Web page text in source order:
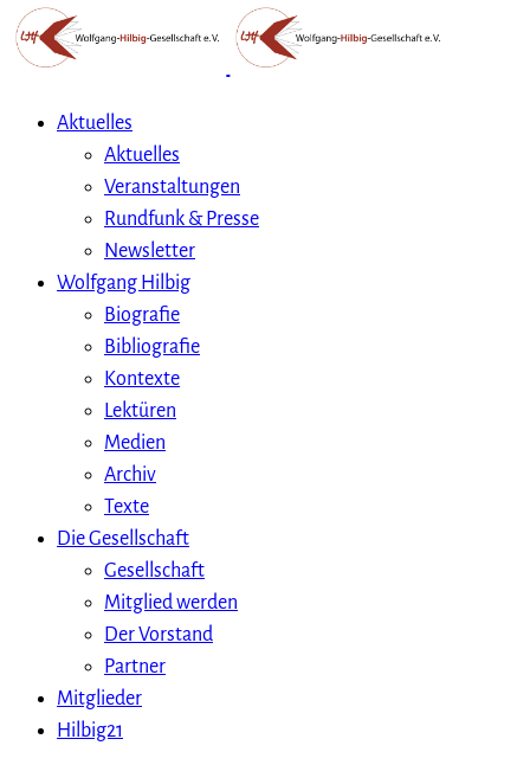
Aktuelles
Aktuelles
Veranstaltungen
Rundfunk & Presse
Newsletter
Wolfgang Hilbig
Biografie
Bibliografie
Kontexte
Lektüren
Medien
Archiv
Texte
Die Gesellschaft
Gesellschaft
Mitglied werden
Der Vorstand
Partner
Mitglieder
Hilbig21